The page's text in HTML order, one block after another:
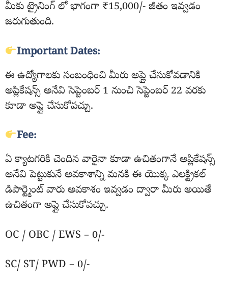
మీకు ట్రైనింగ్ లో భాగంగా ₹15,000/- జీతం ఇవ్వడం
జరుగుతుంది.
Important Dates:
ఈ ఉద్యోగాలకు సంబంధించి మీరు అప్లై చేసుకోవడానికి
అప్లికేషన్స్ అనేవి సెప్టెంబర్ 1 నుంచి సెప్టెంబర్ 22 వరకు
కూడా అప్లై చేసుకోవచ్చు.
Fee:
ఏ క్యాటగరికి చెందిన వారైనా కూడా ఉచితంగానే అప్లికేషన్స్
అనేవి పెట్టుకునే అవకాశాన్ని మనకి ఈ యొక్క ఎలక్ట్రికల్
డిపార్ట్మెంట్ వారు అవకాశం ఇవ్వడం ద్వారా మీరు అయితే
ఉచితంగా అప్లై చేసుకోవచ్చు.
OC / OBC / EWS – 0/-
SC/ ST/ PWD – 0/-